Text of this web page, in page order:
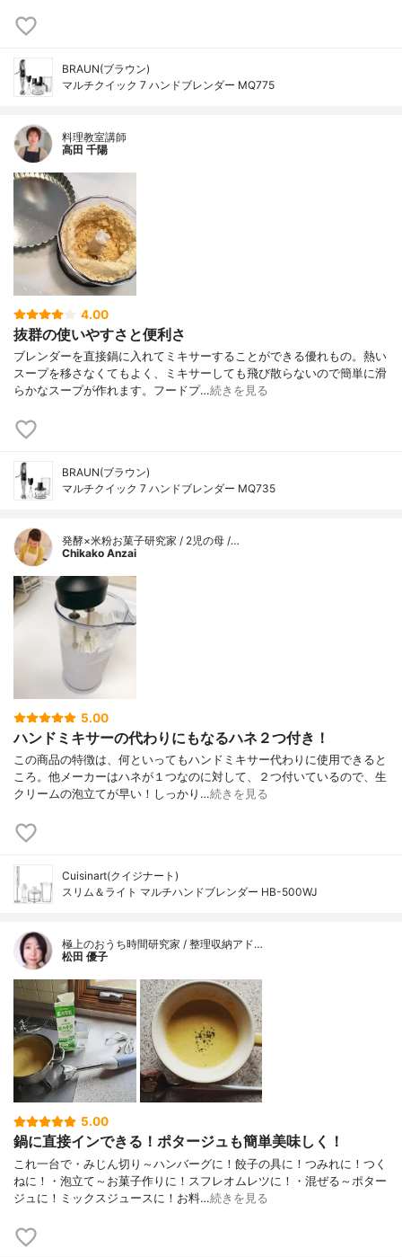
BRAUN(ブラウン)
マルチクイック 7 ハンドブレンダー MQ775
料理教室講師
高田 千陽
4.00
抜群の使いやすさと便利さ
ブレンダーを直接鍋に入れてミキサーすることができる優れもの。熱い
スープを移さなくてもよく、ミキサーしても飛び散らないので簡単に滑
らかなスープが作れます。フードプ…続きを見る
BRAUN(ブラウン)
マルチクイック 7 ハンドブレンダー MQ735
発酵×米粉お菓子研究家 / 2児の母 /…
Chikako Anzai
5.00
ハンドミキサーの代わりにもなるハネ２つ付き！
この商品の特徴は、何といってもハンドミキサー代わりに使用できると
ころ。他メーカーはハネが１つなのに対して、２つ付いているので、生
クリームの泡立てが早い！しっかり…続きを見る
Cuisinart(クイジナート)
スリム＆ライト マルチハンドブレンダー HB-500WJ
極上のおうち時間研究家 / 整理収納アド…
松田 優子
5.00
鍋に直接インできる！ポタージュも簡単美味しく！
これ一台で・みじん切り～ハンバーグに！餃子の具に！つみれに！つく
ねに！・泡立て～お菓子作りに！スフレオムレツに！・混ぜる～ポター
ジュに！ミックスジュースに！お料…続きを見る